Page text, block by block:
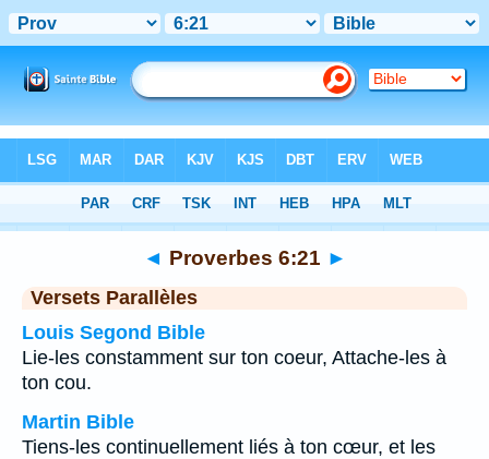
Chapitre 6> Verset 21
◄ Proverbes 6:21 ►
Versets Parallèles
Louis Segond Bible
Lie-les constamment sur ton coeur, Attache-les à
ton cou.
Martin Bible
Tiens-les continuellement liés à ton cœur, et les